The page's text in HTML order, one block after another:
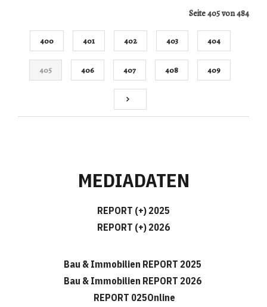
Seite 405 von 484
400 401 402 403 404
405 406 407 408 409
MEDIADATEN
REPORT (+) 2025
REPORT (+) 2026
Bau & Immobilien REPORT 2025
Bau & Immobilien REPORT 2026
REPORT 025Online